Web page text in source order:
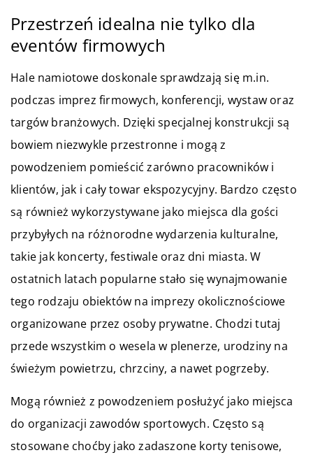
Przestrzeń idealna nie tylko dla
eventów firmowych
Hale namiotowe doskonale sprawdzają się m.in.
podczas imprez firmowych, konferencji, wystaw oraz
targów branżowych. Dzięki specjalnej konstrukcji są
bowiem niezwykle przestronne i mogą z
powodzeniem pomieścić zarówno pracowników i
klientów, jak i cały towar ekspozycyjny. Bardzo często
są również wykorzystywane jako miejsca dla gości
przybyłych na różnorodne wydarzenia kulturalne,
takie jak koncerty, festiwale oraz dni miasta. W
ostatnich latach popularne stało się wynajmowanie
tego rodzaju obiektów na imprezy okolicznościowe
organizowane przez osoby prywatne. Chodzi tutaj
przede wszystkim o wesela w plenerze, urodziny na
świeżym powietrzu, chrzciny, a nawet pogrzeby.
Mogą również z powodzeniem posłużyć jako miejsca
do organizacji zawodów sportowych. Często są
stosowane choćby jako zadaszone korty tenisowe,